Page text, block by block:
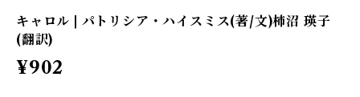
キャロル | パトリシア・ハイスミス(著/文)柿沼 瑛子
(翻訳)
¥902